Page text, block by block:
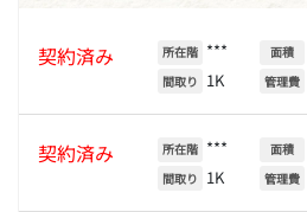
契約済み 所在階 ***
間取り 1K
面積
管理費
契約済み 所在階 ***
間取り 1K
面積
管理費